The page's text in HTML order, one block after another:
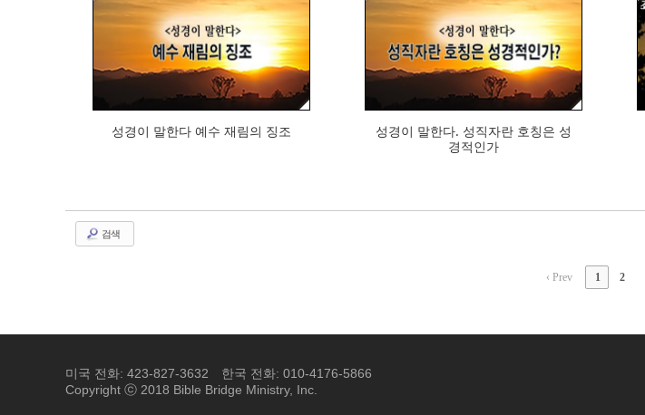
394
성경이 말한다 예수 재림의 징조
499
성경이 말한다. 성직자란 호칭은 성
경적인가
검색
‹ Prev 1 2
미국 전화: 423-827-3632
한국 전화: 010-4176-5866
Copyright ⓒ 2018 Bible Bridge Ministry, Inc.